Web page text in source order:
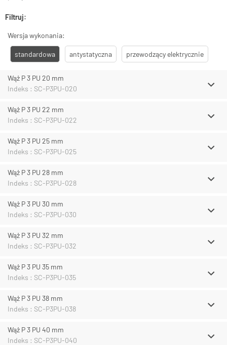
Filtruj:
Wersja wykonania:
standardowa antystatyczna przewodzący elektrycznie
Wąż P 3 PU 20 mm
Indeks : SC-P3PU-020
Wąż P 3 PU 22 mm
Indeks : SC-P3PU-022
Wąż P 3 PU 25 mm
Indeks : SC-P3PU-025
Wąż P 3 PU 28 mm
Indeks : SC-P3PU-028
Wąż P 3 PU 30 mm
Indeks : SC-P3PU-030
Wąż P 3 PU 32 mm
Indeks : SC-P3PU-032
Wąż P 3 PU 35 mm
Indeks : SC-P3PU-035
Wąż P 3 PU 38 mm
Indeks : SC-P3PU-038
Wąż P 3 PU 40 mm
Indeks : SC-P3PU-040